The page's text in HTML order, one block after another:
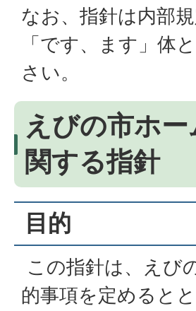
なお、指針は内部
「です、ます」体
さい。
えびの市ホ
関する指針
目的
この指針は、えび
的事項を定めると